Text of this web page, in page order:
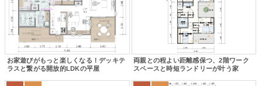
お家遊びがもっと楽しくなる！デッキテ
ラスと繋がる開放的LDKの平屋
両親との程よい距離感保つ、2階ワーク
スペースと時短ランドリーが叶う家